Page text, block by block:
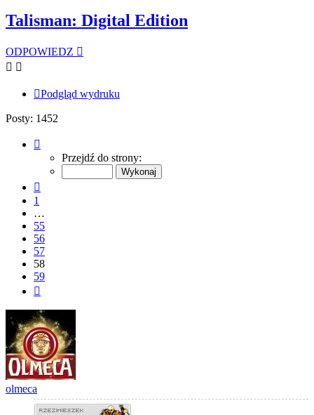
Talisman: Digital Edition
ODPOWIEDZ
Podgląd wydruku
Posty: 1452
58
Przejdź do strony:
1
…
55
56
57
58
59
olmeca